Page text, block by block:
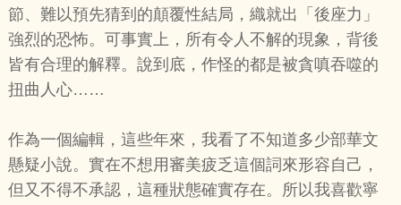
節、難以預先猜到的顛覆性結局，織就出「後座力」
強烈的恐怖。可事實上，所有令人不解的現象，背後
皆有合理的解釋。說到底，作怪的都是被貪嗔吞噬的
扭曲人心……
作為一個編輯，這些年來，我看了不知道多少部華文
懸疑小說。實在不想用審美疲乏這個詞來形容自己，
但又不得不承認，這種狀態確實存在。所以我喜歡寧